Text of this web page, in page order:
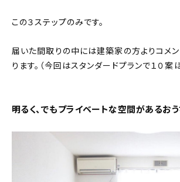
この３ステップのみです。
届いた間取りの中には建築家の方よりコメ
ります。（今回はスタンダードプランで１０案
明るく、でもプライベートな空間があるお